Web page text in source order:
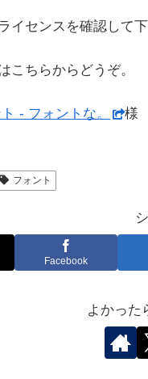
イセンスを確認して下
こちらからどうぞ。
- フォントな。 様
フォント
Facebook
よかった